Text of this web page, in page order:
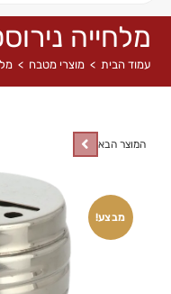
מלחייה
עמוד הבית > מוצרי מטבח >
מבצע!
המוצר הבא